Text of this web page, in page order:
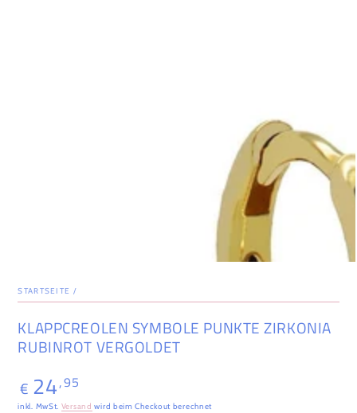
STARTSEITE /
KLAPPCREOLEN SYMBOLE PUNKTE ZIRKONIA
RUBINROT VERGOLDET
Regulärer
Preis
€ 24,95
inkl. MwSt. Versand wird beim Checkout berechnet